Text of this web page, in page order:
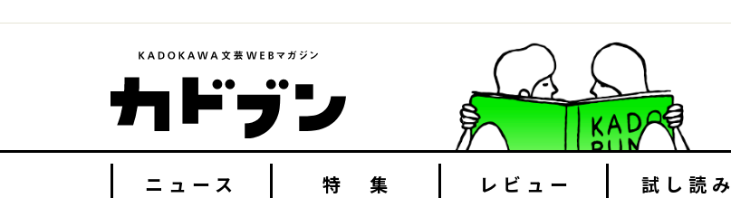
ニュース 特 集 レビュー 試し読み